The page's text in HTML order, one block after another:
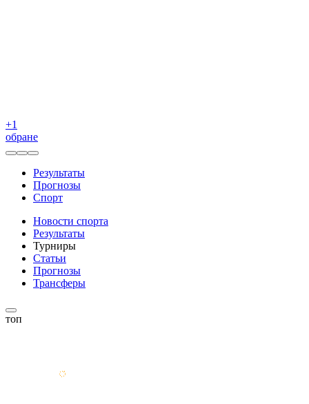
+1
обране
Результаты
Прогнозы
Спорт
Новости спорта
Результаты
Турниры
Статьи
Прогнозы
Трансферы
топ